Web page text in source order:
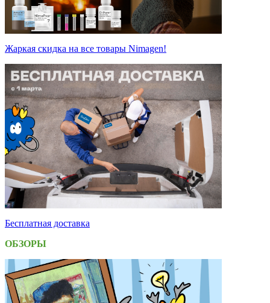
Жаркая скидка на все товары Nimagen!
Бесплатная доставка
ОБЗОРЫ